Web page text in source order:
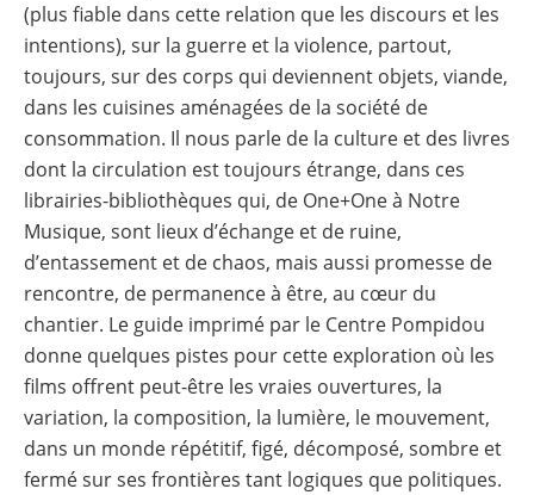
(plus fiable dans cette relation que les discours et les
intentions), sur la guerre et la violence, partout,
toujours, sur des corps qui deviennent objets, viande,
dans les cuisines aménagées de la société de
consommation. Il nous parle de la culture et des livres
dont la circulation est toujours étrange, dans ces
librairies-bibliothèques qui, de One+One à Notre
Musique, sont lieux d’échange et de ruine,
d’entassement et de chaos, mais aussi promesse de
rencontre, de permanence à être, au cœur du
chantier. Le guide imprimé par le Centre Pompidou
donne quelques pistes pour cette exploration où les
films offrent peut-être les vraies ouvertures, la
variation, la composition, la lumière, le mouvement,
dans un monde répétitif, figé, décomposé, sombre et
fermé sur ses frontières tant logiques que politiques.